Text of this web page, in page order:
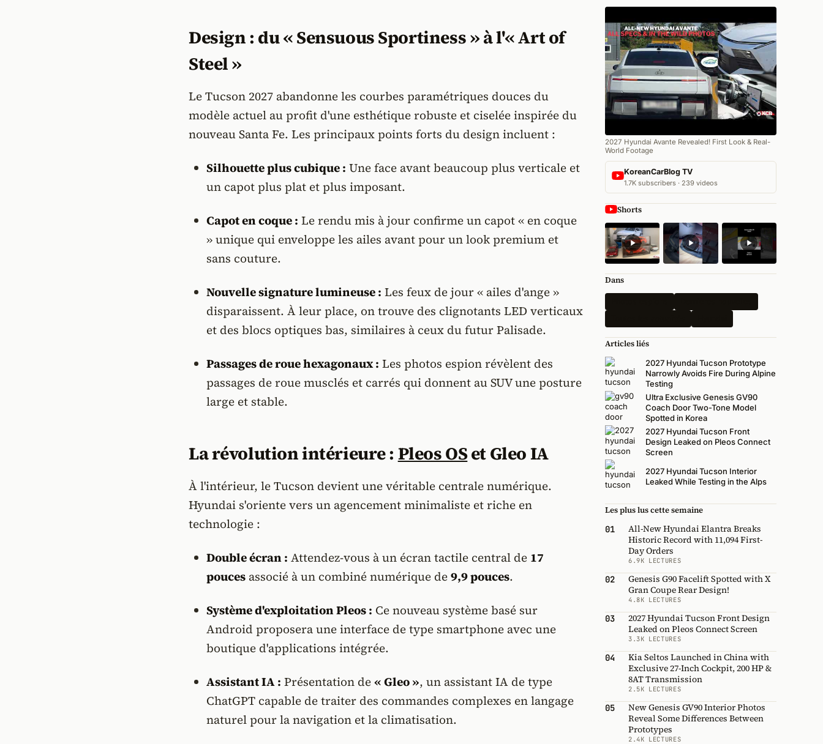
Design : du « Sensuous Sportiness » à l'« Art of
Steel »
Le Tucson 2027 abandonne les courbes paramétriques douces du
modèle actuel au profit d'une esthétique robuste et ciselée inspirée du
nouveau Santa Fe. Les principaux points forts du design incluent :
Silhouette plus cubique : Une face avant beaucoup plus verticale et
un capot plus plat et plus imposant.
Capot en coque : Le rendu mis à jour confirme un capot « en coque
» unique qui enveloppe les ailes avant pour un look premium et
sans couture.
Nouvelle signature lumineuse : Les feux de jour « ailes d'ange »
disparaissent. À leur place, on trouve des clignotants LED verticaux
et des blocs optiques bas, similaires à ceux du futur Palisade.
Passages de roue hexagonaux : Les photos espion révèlent des
passages de roue musclés et carrés qui donnent au SUV une posture
large et stable.
La révolution intérieure : Pleos OSet Gleo IA
À l'intérieur, le Tucson devient une véritable centrale numérique.
Hyundai s'oriente vers un agencement minimaliste et riche en
technologie :
Double écran : Attendez-vous à un écran tactile central de 17
poucesassocié à un combiné numérique de9,9 pouces.
Système d'exploitation Pleos : Ce nouveau système basé sur
Android proposera une interface de type smartphone avec une
boutique d'applications intégrée.
Assistant IA : Présentation de« Gleo », un assistant IA de type
ChatGPT capable de traiter des commandes complexes en langage
naturel pour la navigation et la climatisation.
2027 Hyundai Avante Revealed! First Look & Real-
World Footage
KoreanCarBlog TV
1.7K subscribers · 239 videos
Shorts
Dans
Articles liés
2027 Hyundai Tucson Prototype
Narrowly Avoids Fire During Alpine
Testing
Ultra Exclusive Genesis GV90
Coach Door Two-Tone Model
Spotted in Korea
2027 Hyundai Tucson Front
Design Leaked on Pleos Connect
Screen
2027 Hyundai Tucson Interior
Leaked While Testing in the Alps
Les plus lus cette semaine
01
All-New Hyundai Elantra Breaks
Historic Record with 11,094 First-
Day Orders
6.9K LECTURES
02
Genesis G90 Facelift Spotted with X
Gran Coupe Rear Design!
4.8K LECTURES
03
2027 Hyundai Tucson Front Design
Leaked on Pleos Connect Screen
3.3K LECTURES
04
Kia Seltos Launched in China with
Exclusive 27-Inch Cockpit, 200 HP &
8AT Transmission
2.5K LECTURES
05
New Genesis GV90 Interior Photos
Reveal Some Differences Between
Prototypes
2.4K LECTURES